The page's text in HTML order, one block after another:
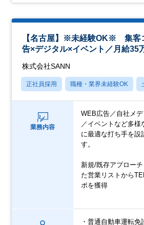
【名古屋】※未経験OK※ 集客
告×デジタル×イベント／月給35
株式会社SANN
正社員採用 職種・業界未経験OK
業務内容
WEB広告／自社メ
／イベントなど多様
に最適な打ち手を設
す。
新規/既存アプロー
た営業リストから
ポを獲得
・普通自動車運転